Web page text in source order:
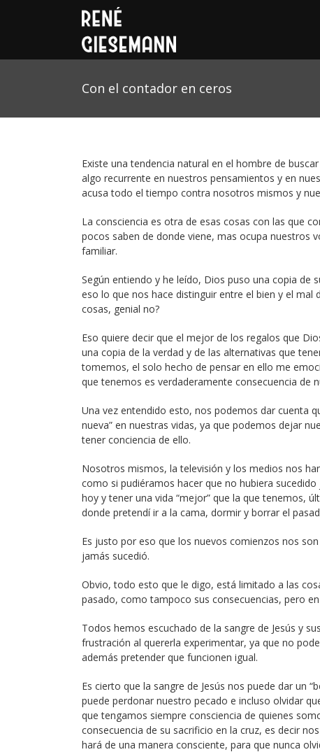
Con el contador en ceros
Existe una tendencia natural en el hombre de
algo recurrente en nuestros pensamientos y en
acusa todo el tiempo contra nosotros mismos y
La consciencia es otra de esas cosas con las que
pocos saben de donde viene, mas ocupa nuestros
familiar.
Según entiendo y he leído, Dios puso una copia de
eso lo que nos hace distinguir entre el bien y el
cosas, genial no?
Eso quiere decir que el mejor de los regalos que
una copia de la verdad y de las alternativas que
tomemos, el solo hecho de pensar en ello me
que tenemos es verdaderamente consecuencia de
Una vez entendido esto, nos podemos dar cuenta
nueva” en nuestras vidas, ya que podemos dejar
tener conciencia de ello.
Nosotros mismos, la televisión y los medios nos
como si pudiéramos hacer que no hubiera
hoy y tener una vida “mejor” que la que tenemos,
donde pretendí ir a la cama, dormir y borrar el
Es justo por eso que los nuevos comienzos nos
jamás sucedió.
Obvio, todo esto que le digo, está limitado a las
pasado, como tampoco sus consecuencias, pero
Todos hemos escuchado de la sangre de Jesús y
frustración al quererla experimentar, ya que no
además pretender que funcionen igual.
Es cierto que la sangre de Jesús nos puede dar un
puede perdonar nuestro pecado e incluso olvidar
que tengamos siempre consciencia de quienes
consecuencia de su sacrificio en la cruz, es decir
hará de una manera consciente, para que nunca